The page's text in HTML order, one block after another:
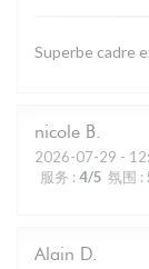
Superbe cadre
nicole B
2026-07-29 -
服务 : 4/5 氛围 :
Alain D